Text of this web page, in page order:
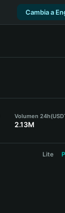
Cambia a
Volumen 24h
2.13M
Lite